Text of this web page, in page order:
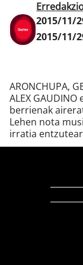
2015/11/
2015/11/
ARONCHUPA,
ALEX
berrienak
Lehen nota
irratia